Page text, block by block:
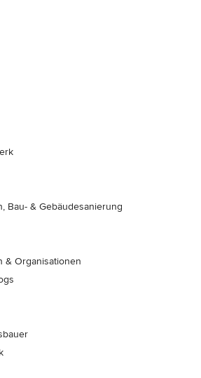
Bau- & Gebäudesanierung
& Organisationen